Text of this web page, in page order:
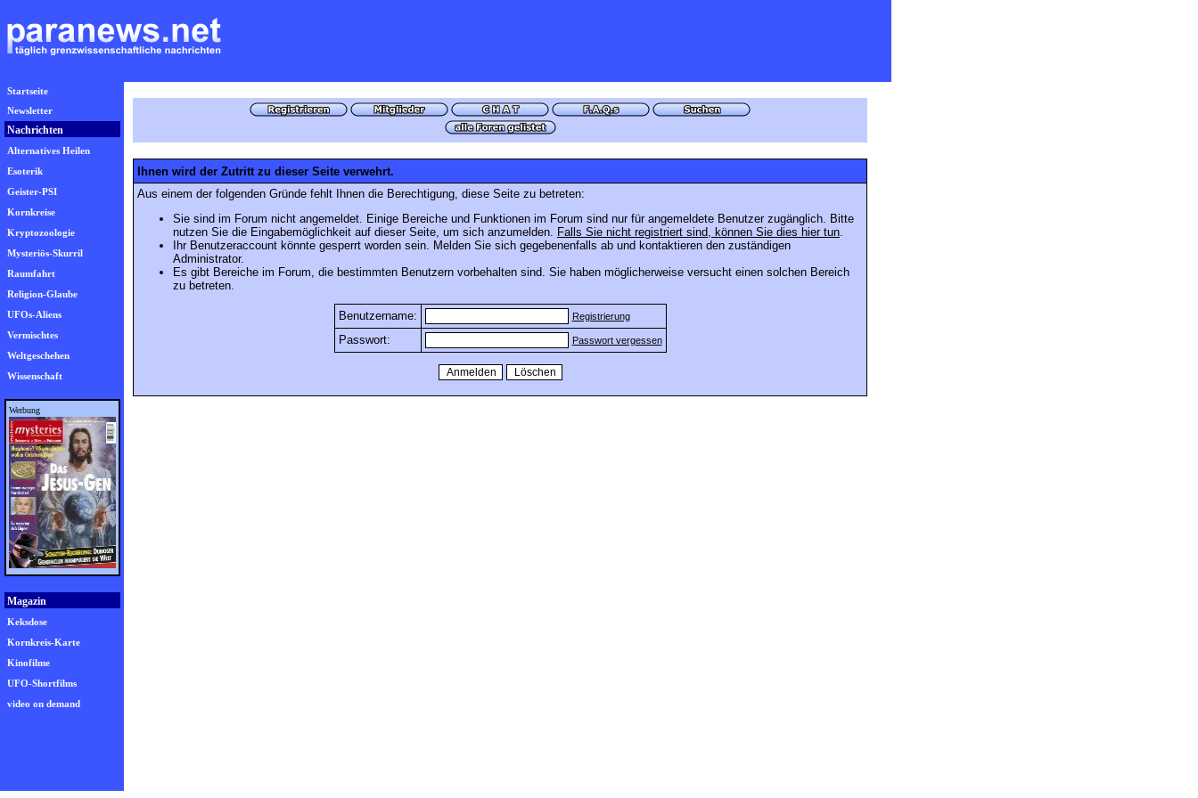
Startseite
Newsletter
Nachrichten
Alternatives Heilen
Esoterik
Geister-PSI
Kornkreise
Kryptozoologie
Mysteriös-Skurril
Raumfahrt
Religion-Glaube
UFOs-Aliens
Vermischtes
Weltgeschehen
Wissenschaft
Werbung
Magazin
Keksdose
Kornkreis-Karte
Kinofilme
UFO-Shortfilms
video on demand
Ihnen wird der Zutritt zu dieser Seite verwehrt.
Aus einem der folgenden Gründe fehlt Ihnen die Berechtigung, diese Seite zu betreten:
Sie sind im Forum nicht angemeldet. Einige Bereiche und Funktionen im Forum sind nur für angemeldete Benutzer zugänglich. Bitte
nutzen Sie die Eingabemöglichkeit auf dieser Seite, um sich anzumelden. Falls Sie nicht registriert sind, können Sie dies hier tun.
Ihr Benutzeraccount könnte gesperrt worden sein. Melden Sie sich gegebenenfalls ab und kontaktieren den zuständigen
Administrator.
Es gibt Bereiche im Forum, die bestimmten Benutzern vorbehalten sind. Sie haben möglicherweise versucht einen solchen Bereich
zu betreten.
Benutzername: Registrierung
Passwort: Passwort vergessen